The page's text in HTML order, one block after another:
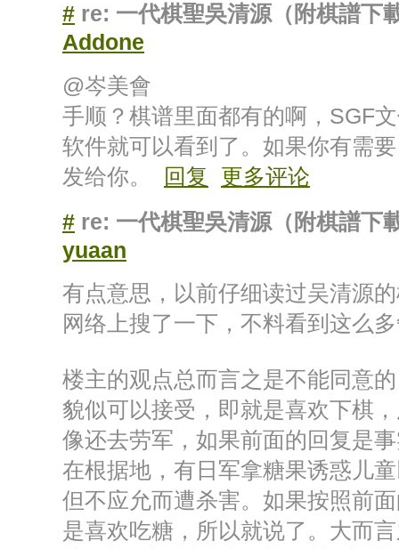
# re: 一代棋聖吳清源（附棋譜下
Addone
@岑美會
手顺？棋谱里面都有的啊，SGF
软件就可以看到了。如果你有需
发给你。 回复
更多评论
# re: 一代棋聖吳清源（附棋譜下
yuaan
有点意思，以前仔细读过吴清源
网络上搜了一下，不料看到这么
楼主的观点总而言之是不能同意
貌似可以接受，即就是喜欢下棋
像还去劳军，如果前面的回复是
在根据地，有日军拿糖果诱惑儿
但不应允而遭杀害。如果按照前
是喜欢吃糖，所以就说了。大而